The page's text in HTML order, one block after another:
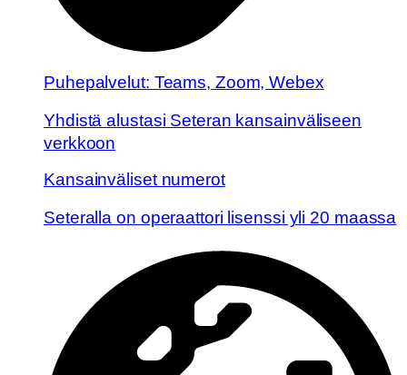
Puhepalvelut: Teams, Zoom, Webex
Yhdistä alustasi Seteran kansainväliseen
verkkoon
Kansainväliset numerot
Seteralla on operaattori lisenssi yli 20 maassa